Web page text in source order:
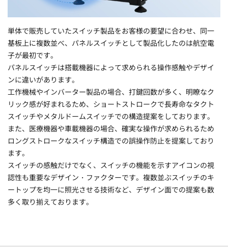
単体で販売していたスイッチ製品をお客様の要望に合わせ、同一
基板上に複数並べ、パネルスイッチとして製品化したのは航空電
子が最初です。
パネルスイッチは搭載機器によって求められる操作感触やデザイ
ンに違いがあります。
工作機械やインバーター製品の場合、打鍵回数が多く、明瞭なク
リック感が好まれるため、ショートストロークで長寿命なタクト
スイッチやメタルドームスイッチでの構造提案をしております。
また、医療機器や車載機器の場合、確実な操作が求められるため
ロングストロークなスイッチ構造での誤操作防止を提案しており
ます。
スイッチの感触だけでなく、スイッチの機能を示すアイコンの視
認性も重要なデザイン・ファクターです。複数並ぶスイッチのキ
ートップを均一に照光させる技術など、デザイン面での提案も数
多く取り揃えております。